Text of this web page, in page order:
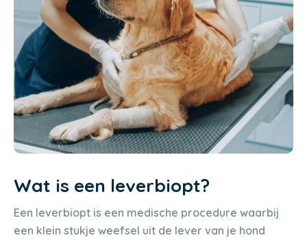
Wat is een leverbiopt?
Een leverbiopt is een medische procedure waarbij
een klein stukje weefsel uit de lever van je hond